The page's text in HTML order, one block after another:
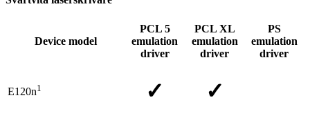
Device model
PCL 5
emulation
driver
PCL XL
emulation
driver
PS
emulation
driver
E120n1 ✓ ✓